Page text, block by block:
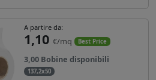
A partire da:
1,10 €/mq Best Price
3,00 Bobine disponibili
137,2x50